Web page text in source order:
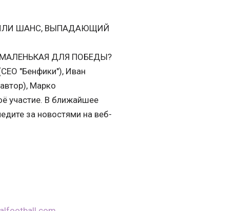
ИЛИ ШАНС, ВЫПАДАЮЩИЙ
ДЛЯ ПОБЕДЫ?
"Бенфики"), Иван
Марко
участие. В ближайшее
за новостями на веб-